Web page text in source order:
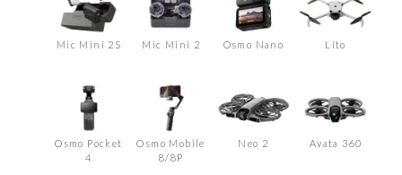
Mic Mini 2S Mic Mini 2 Osmo Nano Lito
Osmo Pocket
4
Osmo Mobile
8/8P
Neo 2 Avata 360